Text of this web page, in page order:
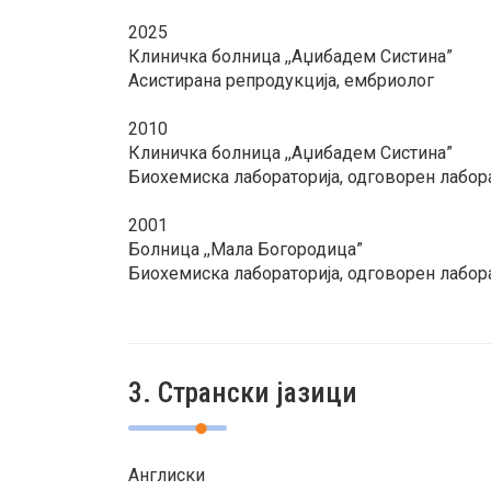
2025
Клиничка болница ,,Аџибадем Систина”
Асистирана репродукција, ембриолог
2010
Клиничка болница ,,Аџибадем Систина”
Биохемиска лабораторија, одговорен
2001
Болница ,,Мала Богородица”
Биохемиска лабораторија, одговорен
3. Странски јазици
Англиски